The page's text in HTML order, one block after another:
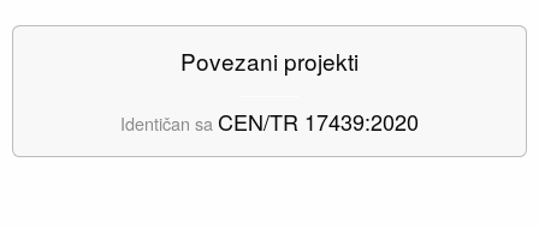
Povezani projekti
Identičan saCEN/TR 17439:2020